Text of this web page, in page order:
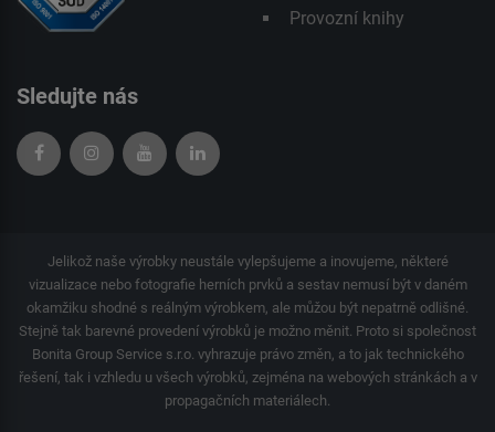
Provozní knihy
Sledujte nás
Jelikož naše výrobky neustále vylepšujeme a inovujeme, některé
vizualizace nebo fotografie herních prvků a sestav nemusí být v daném
okamžiku shodné s reálným výrobkem, ale můžou být nepatrně odlišné.
Stejně tak barevné provedení výrobků je možno měnit. Proto si společnost
Bonita Group Service s.r.o. vyhrazuje právo změn, a to jak technického
řešení, tak i vzhledu u všech výrobků, zejména na webových stránkách a v
propagačních materiálech.